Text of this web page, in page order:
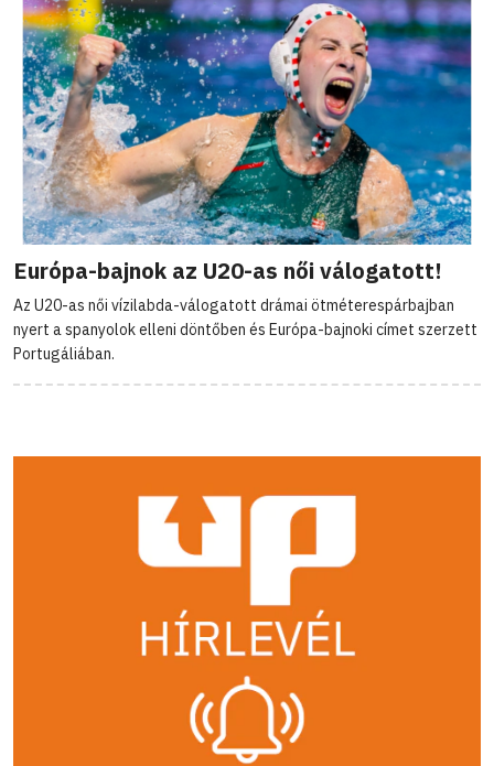
Európa-bajnok az U20-as női válogatott!
Az U20-as női vízilabda-válogatott drámai ötméterespárbajban
nyert a spanyolok elleni döntőben és Európa-bajnoki címet szerzett
Portugáliában.